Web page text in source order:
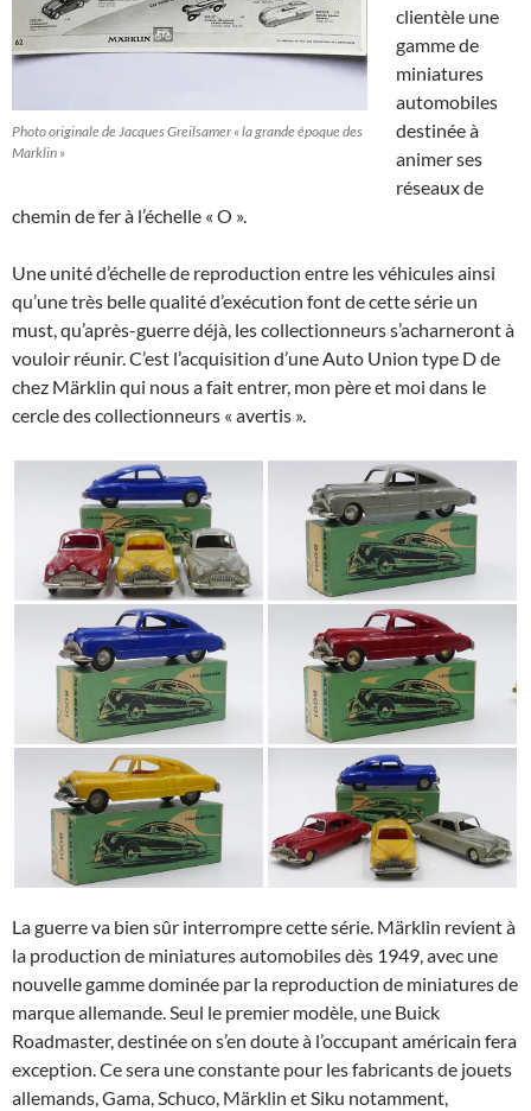
Photo originale de Jacques Greilsamer « la grande époque des
Marklin »
clientèle une
gamme de
miniatures
automobiles
destinée à
animer ses
réseaux de
chemin de fer à l’échelle « O ».
Une unité d’échelle de reproduction entre les véhicules ainsi
qu’une très belle qualité d’exécution font de cette série un
must, qu’après-guerre déjà, les collectionneurs s’acharneront à
vouloir réunir. C’est l’acquisition d’une Auto Union type D de
chez Märklin qui nous a fait entrer, mon père et moi dans le
cercle des collectionneurs « avertis ».
La guerre va bien sûr interrompre cette série. Märklin revient à
la production de miniatures automobiles dès 1949, avec une
nouvelle gamme dominée par la reproduction de miniatures de
marque allemande. Seul le premier modèle, une Buick
Roadmaster, destinée on s’en doute à l’occupant américain fera
exception. Ce sera une constante pour les fabricants de jouets
allemands, Gama, Schuco, Märklin et Siku notamment,